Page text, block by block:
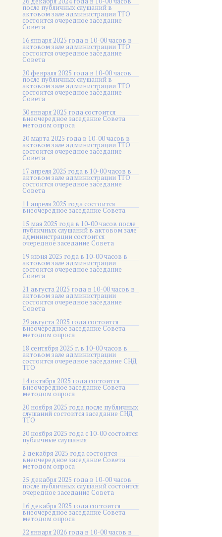
после публичных слушаний в
актовом зале администрации ТГО
состоится очередное заседание
Совета
16 января 2025 года в 10-00 часов в
актовом зале администрации ТГО
состоится очередное заседание
Совета
20 февраля 2025 года в 10-00 часов
после публичных слушаний в
актовом зале администрации ТГО
состоится очередное заседание
Совета
30 января 2025 года состоится
внеочередное заседание Совета
методом опроса
20 марта 2025 года в 10-00 часов в
актовом зале администрации ТГО
состоится очередное заседание
Совета
17 апреля 2025 года в 10-00 часов в
актовом зале администрации ТГО
состоится очередное заседание
Совета
11 апреля 2025 года состоится
внеочередное заседание Совета
15 мая 2025 года в 10-00 часов после
публичных слушаний в актовом зале
администрации состоится
очередное заседание Совета
19 июня 2025 года в 10-00 часов в
актовом зале администрации
состоится очередное заседание
Совета
21 августа 2025 года в 10-00 часов в
актовом зале администрации
состоится очередное заседание
Совета
29 августа 2025 года состоится
внеочередное заседание Совета
методом опроса
18 сентября 2025 г. в 10-00 часов в
актовом зале администрации
состоится очередное заседание СНД
ТГО
14 октября 2025 года состоится
внеочередное заседание Совета
методом опроса
20 ноября 2025 года после публичных
слушаний состоится заседание СНД
ТГО
20 ноября 2025 года c 10-00 состоятся
публичные слушания
2 декабря 2025 года состоится
внеочередное заседание Совета
методом опроса
25 декабря 2025 года в 10-00 часов
после публичных слушаний состоится
очередное заседание Совета
16 декабря 2025 года состоится
внеочередное заседание Совета
методом опроса
22 января 2026 года в 10-00 часов в